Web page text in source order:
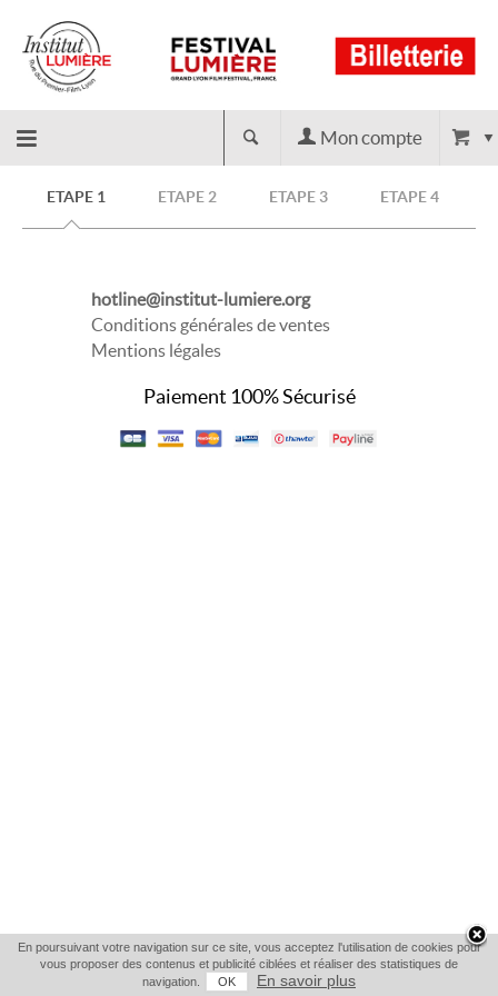
Retour
Mon compte
ETAPE 1 ETAPE 2 ETAPE 3 ETAPE 4
hotline@institut-lumiere.org
Conditions générales de ventes
Mentions légales
Paiement 100% Sécurisé
En poursuivant votre navigation sur ce site, vous acceptez l'utilisation de cookies pour
vous proposer des contenus et publicité ciblées et réaliser des statistiques de
navigation.
OK En savoir plus